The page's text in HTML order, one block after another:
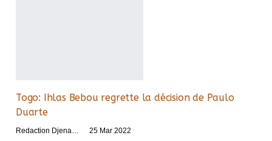
Togo: Ihlas Bebou regrette la décision de Paulo
Duarte
25 Mar 2022